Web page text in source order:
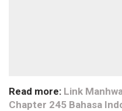
Read more: Link
Chapter 245 Bahasa